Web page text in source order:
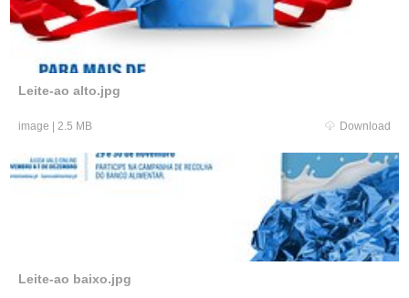
Leite-ao alto.jpg
image | 2.5 MB Download
Leite-ao baixo.jpg